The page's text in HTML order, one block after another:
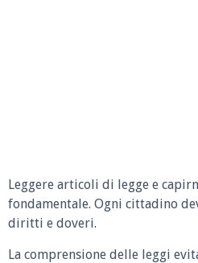
Leggere articoli di legge e
fondamentale. Ogni cittadino
diritti e doveri.
La comprensione delle leggi